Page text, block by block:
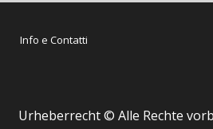
Info e Contatti
Urheberrecht © Alle Rechte